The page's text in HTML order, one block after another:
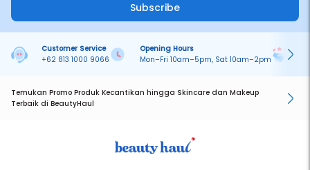
Subscribe
Customer Service
+62 813 1000 9066
Opening Hours
Mon–Fri 10am–5pm, Sat 10am–2pm
Temukan Promo Produk Kecantikan hingga Skincare dan Makeup
Terbaik di BeautyHaul